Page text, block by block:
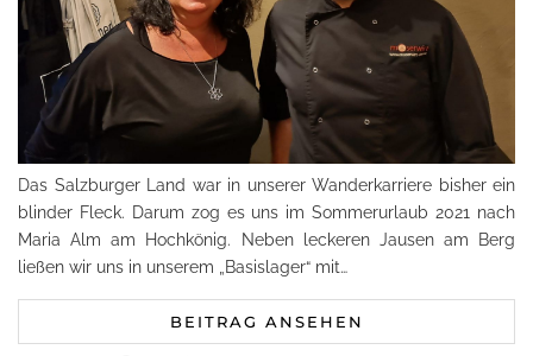
Das Salzburger Land war in unserer Wanderkarriere bisher ein
blinder Fleck. Darum zog es uns im Sommerurlaub 2021 nach
Maria Alm am Hochkönig. Neben leckeren Jausen am Berg
ließen wir uns in unserem „Basislager“ mit…
BEITRAG ANSEHEN